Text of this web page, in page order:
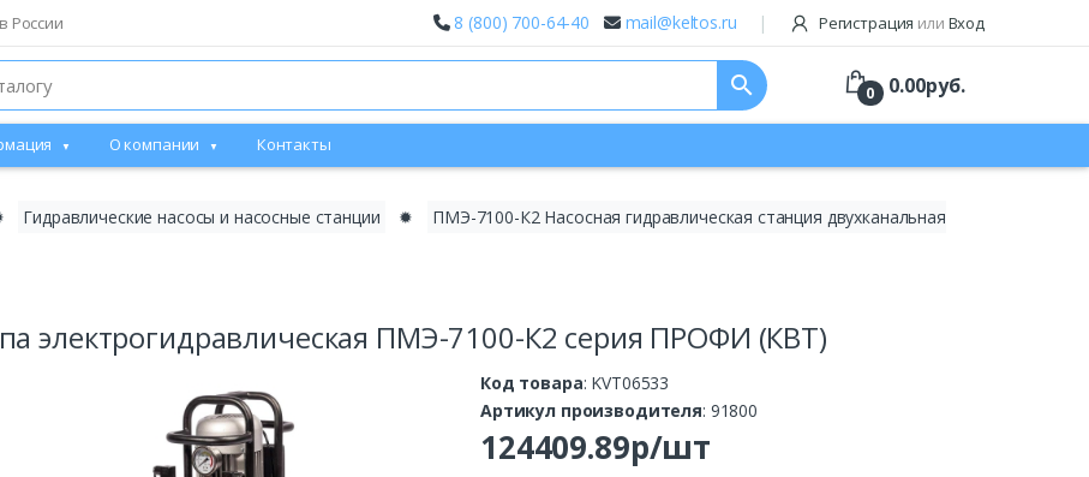
России 8 (800) 700-64-40 mail@keltos.ru Регистрация или Вход
search 0 0.00руб.
О компании Контакты
Гидравлические насосы и насосные станции ✹
ПМЭ-7100-К2 Насосная гидравлическая станция двухканальная
электрогидравлическая ПМЭ-7100-К2 серия ПРОФИ (КВТ)
Код товара: KVT06533
Артикул производителя: 91800
124409.89р/шт